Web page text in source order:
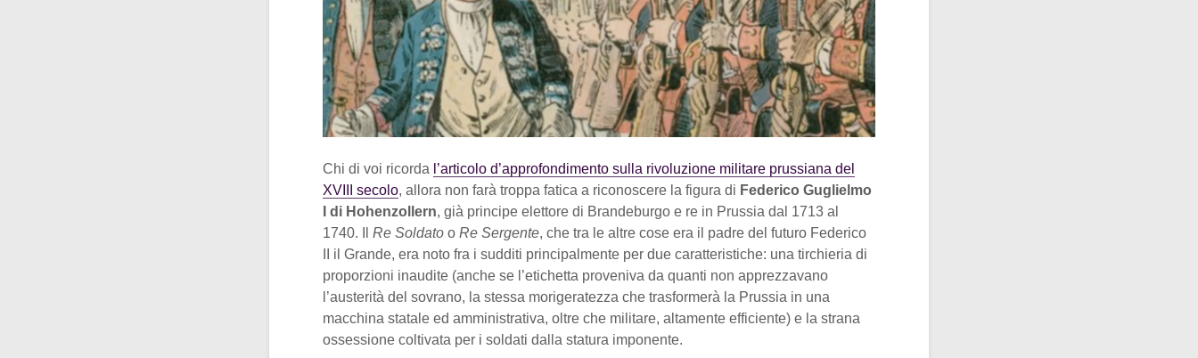
Chi di voi ricorda l’articolo d’approfondimento sulla rivoluzione militare prussiana del
XVIII secolo, allora non farà troppa fatica a riconoscere la figura di Federico Guglielmo
I di Hohenzollern, già principe elettore di Brandeburgo e re in Prussia dal 1713 al
1740. Il Re Soldato o Re Sergente, che tra le altre cose era il padre del futuro Federico
II il Grande, era noto fra i sudditi principalmente per due caratteristiche: una tirchieria di
proporzioni inaudite (anche se l’etichetta proveniva da quanti non apprezzavano
l’austerità del sovrano, la stessa morigeratezza che trasformerà la Prussia in una
macchina statale ed amministrativa, oltre che militare, altamente efficiente) e la strana
ossessione coltivata per i soldati dalla statura imponente.